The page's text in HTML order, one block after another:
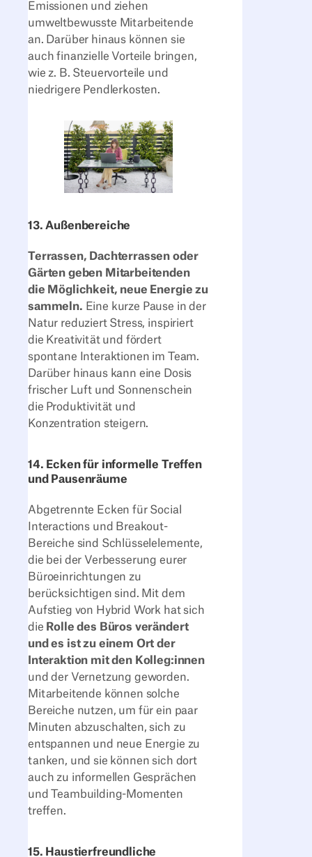
Emissionen und ziehen
umweltbewusste Mitarbeitende
an. Darüber hinaus können sie
auch finanzielle Vorteile bringen,
wie z. B. Steuervorteile und
niedrigere Pendlerkosten.
13. Außenbereiche
Terrassen, Dachterrassen oder
Gärten geben Mitarbeitenden
die Möglichkeit, neue Energie zu
sammeln. Eine kurze Pause in der
Natur reduziert Stress, inspiriert
die Kreativität und fördert
spontane Interaktionen im Team.
Darüber hinaus kann eine Dosis
frischer Luft und Sonnenschein
die Produktivität und
Konzentration steigern.
14. Ecken für informelle Treffen
und Pausenräume
Abgetrennte Ecken für Social
Interactions und Breakout-
Bereiche sind Schlüsselelemente,
die bei der Verbesserung eurer
Büroeinrichtungen zu
berücksichtigen sind. Mit dem
Aufstieg von Hybrid Work hat sich
die Rolle des Büros verändert
und es ist zu einem Ort der
Interaktion mit den Kolleg:innen
und der Vernetzung geworden.
Mitarbeitende können solche
Bereiche nutzen, um für ein paar
Minuten abzuschalten, sich zu
entspannen und neue Energie zu
tanken, und sie können sich dort
auch zu informellen Gesprächen
und Teambuilding-Momenten
treffen.
15. Haustierfreundliche